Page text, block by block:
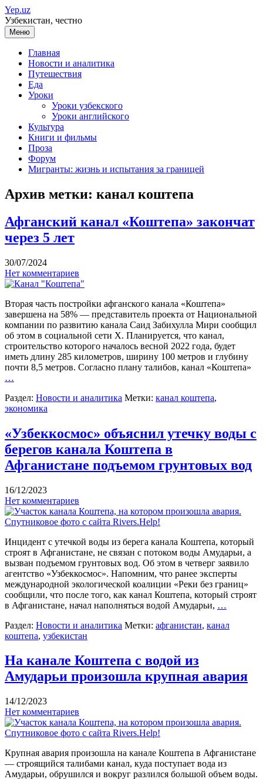
Перейти
к
содержимому
Yep.uz
Узбекистан, честно
Меню
Главная
Новости и аналитика
Путешествия
Еда
Уроки
Уроки узбекского
Уроки английского
Культура
Книги и фильмы
Проза
Форум
Мигранты: жизнь и испытания за границей
Архив метки: канал коштепа
Афганский канал «Коштепа» закончат
через 5 лет
30/07/2024
Нет комментариев
Вторая часть постройки афганского канала «Коштепа»
завершена на 58% — представитель проекта от Национальной
компании по развитию канала Саид Забихулла Мири сообщил
об этом в социальной сети Х. Планируется, что канал,
строительство которого началось весной 2022 года, будет
иметь длину 285 километров, ширину 100 метров и глубину
почти 8,5 метров. Согласно плану талибов, канал «Коштепа»
…
Раздел: Новости и аналитика Метки: канал коштепа,
экономика
«Узбеккосмос» объяснил утечку воды с
берегов канала Коштепа в
Афганистане подъемом грунтовых вод
16/12/2023
Нет комментариев
Инцидент с утечкой воды из берега канала Коштепа, который
строят в Афганистане, не связан с потоком воды Амударьи, а
вызван подъемом грунтовых вод. Об этом в четверг заявило
агентство «Узбеккосмос». Напомним, что ранее эксперты
международной экологической коалиции «Реки без границ»
сообщили, что после того, как канал Коштепа, который строят
в Афганистане, начал наполняться водой Амударьи, …
Раздел: Новости и аналитика Метки: афганистан, канал
коштепа, узбекистан
На канале Коштепа с водой из
Амударьи произошла крупная авария
14/12/2023
Нет комментариев
Крупная авария произошла на канале Коштепа в Афганистане
— строящийся талибами канал, куда поступает вода из
Амударьи, обрушился и вокруг разлился большой объем воды.